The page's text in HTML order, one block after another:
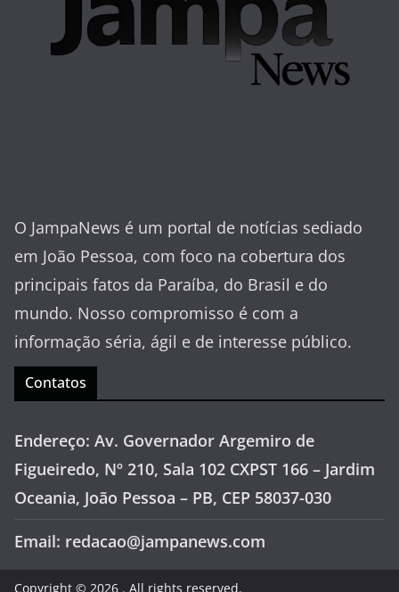
O JampaNews é um portal de notícias sediado
em João Pessoa, com foco na cobertura dos
principais fatos da Paraíba, do Brasil e do
mundo. Nosso compromisso é com a
informação séria, ágil e de interesse público.
Contatos
Endereço: Av. Governador Argemiro de
Figueiredo, Nº 210, Sala 102 CXPST 166 – Jardim
Oceania, João Pessoa – PB, CEP 58037-030
Email: redacao@jampanews.com
Copyright © 2026 . All rights reserved.